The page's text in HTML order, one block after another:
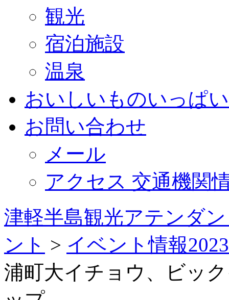
観光
宿泊施設
温泉
おいしいものいっぱ
お問い合わせ
メール
アクセス 交通機関
津軽半島観光アテンダ
ント > イベント情報2023
浦町大イチョウ、ビッ